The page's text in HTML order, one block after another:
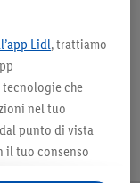
decorazioni. I
fanno sempre parte
Lidl, trattiamo
tecnologie che
nel tuo
punto di vista
il tuo consenso